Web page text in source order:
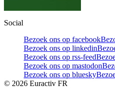
Social
Bezoek ons op facebook
Bezoek ons op linkedin
Bezoek ons op rss-feed
Bezoek ons op mastodon
Bezoek ons op bluesky
© 2026 Euractiv FR